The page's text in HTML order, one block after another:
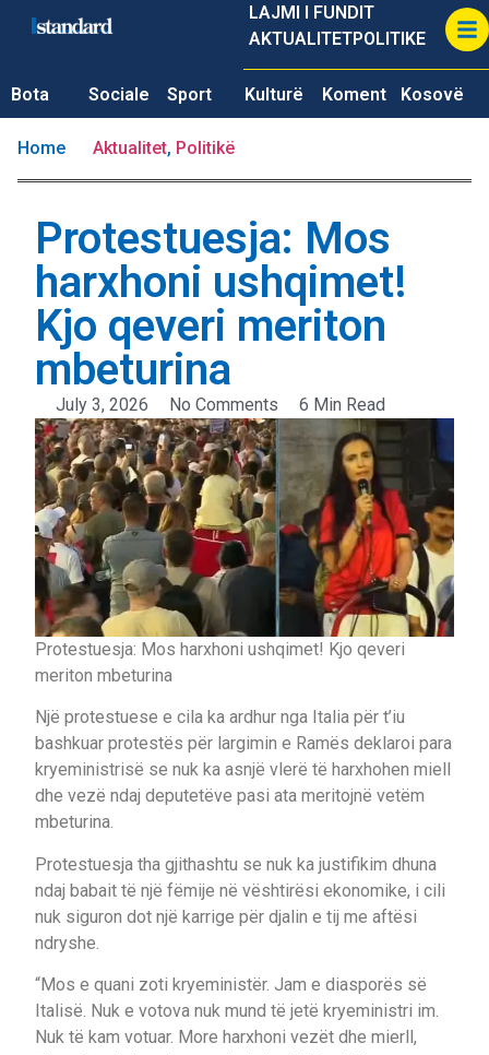
LAJMI I FUNDIT
AKTUALITETPOLITIKE
Bota Sociale Sport Kulturë Koment Kosovë
Home Aktualitet, Politikë
Protestuesja: Mos
harxhoni ushqimet!
Kjo qeveri meriton
mbeturina
July 3, 2026 No Comments 6 Min Read
Protestuesja: Mos harxhoni ushqimet! Kjo qeveri
meriton mbeturina
Një protestuese e cila ka ardhur nga Italia për t’iu
bashkuar protestës për largimin e Ramës deklaroi para
kryeministrisë se nuk ka asnjë vlerë të harxhohen miell
dhe vezë ndaj deputetëve pasi ata meritojnë vetëm
mbeturina.
Protestuesja tha gjithashtu se nuk ka justifikim dhuna
ndaj babait të një fëmije në vështirësi ekonomike, i cili
nuk siguron dot një karrige për djalin e tij me aftësi
ndryshe.
“Mos e quani zoti kryeministër. Jam e diasporës së
Italisë. Nuk e votova nuk mund të jetë kryeministri im.
Nuk të kam votuar. More harxhoni vezët dhe mierll,